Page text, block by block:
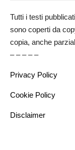
Tutti i testi
sono coperti da
copia, anche
– – – – –
Privacy Policy
Cookie Policy
Disclaimer